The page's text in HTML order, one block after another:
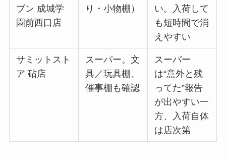
ブン 成城学
園前西口店
り・小物棚）
い。入荷して
も短時間で消
えやすい
サミットスト
ア 砧店
スーパー。文
具／玩具棚、
催事棚も確認
スーパー
は“意外と残
ってた”報告
が出やすい一
方、入荷自体
は店次第